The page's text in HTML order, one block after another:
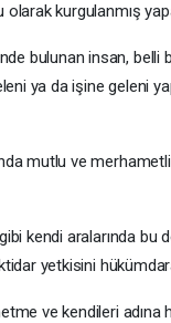
kurgulanmış
bulunan insan,
ya da işine geleni
mutlu ve
kendi aralarında
yetkisini
ve kendileri